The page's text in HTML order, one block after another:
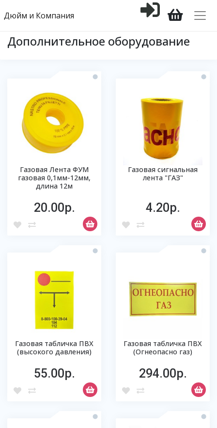
Дюйм и Компания
Дополнительное оборудование
Газовая Лента ФУМ
газовая 0,1мм-12мм,
длина 12м
20.00р.
Газовая сигнальная
лента "ГАЗ"
4.20р.
Газовая табличка ПВХ
(высокого давления)
55.00р.
Газовая табличка ПВХ
(Огнеопасно газ)
294.00р.